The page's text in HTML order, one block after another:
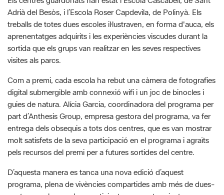
sortida que els grups van realitzar en les seves respectives
visites als parcs.
Com a premi, cada escola ha rebut una càmera de fotografies
digital submergible amb connexió wifi i un joc de binocles i
guies de natura. Alícia Garcia, coordinadora del programa per
part d’Anthesis Group, empresa gestora del programa, va fer
entrega dels obsequis a tots dos centres, que es van mostrar
molt satisfets de la seva participació en el programa i agraïts
pels recursos del premi per a futures sortides del centre.
D’aquesta manera es tanca una nova edició d’aquest
programa, plena de vivències compartides amb més de dues-
centes escoles que han participat en aquest projecte
d’educació ambiental de la Diputació de Barcelona i milers
d’infants que s’han apropat al medi natural per gaudir de la